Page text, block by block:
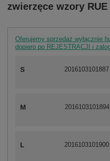
zwierzęce wzory RUE
Oferujemy sprzedaż wyłącznie
dopiero po REJESTRACJI i
S 2016103101887
M 2016103101894
L 2016103101900